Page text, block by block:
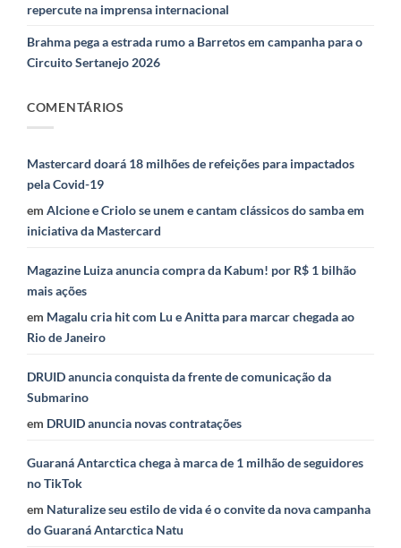
repercute na imprensa internacional
Brahma pega a estrada rumo a Barretos em campanha para o
Circuito Sertanejo 2026
COMENTÁRIOS
Mastercard doará 18 milhões de refeições para impactados
pela Covid-19
em Alcione e Criolo se unem e cantam clássicos do samba em
iniciativa da Mastercard
Magazine Luiza anuncia compra da Kabum! por R$ 1 bilhão
mais ações
em Magalu cria hit com Lu e Anitta para marcar chegada ao
Rio de Janeiro
DRUID anuncia conquista da frente de comunicação da
Submarino
em DRUID anuncia novas contratações
Guaraná Antarctica chega à marca de 1 milhão de seguidores
no TikTok
em Naturalize seu estilo de vida é o convite da nova campanha
do Guaraná Antarctica Natu